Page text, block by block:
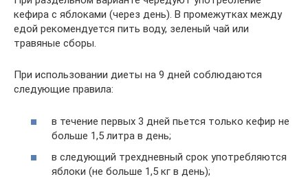
кефира с яблоками (через день). В промежутках между
едой рекомендуется пить воду, зеленый чай или
травяные сборы.
При использовании диеты на 9 дней соблюдаются
следующие правила:
в течение первых 3 дней пьется только кефир не
больше 1,5 литра в день;
в следующий трехдневный срок употребляются
яблоки (не больше 1,5 кг в день);